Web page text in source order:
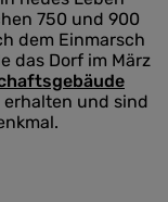
750 und 900
dem Einmarsch
das Dorf im März
erhalten und sind